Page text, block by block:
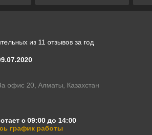
из 11 отзывов за год
офис 20, Алматы, Казахстан
с 09:00 до 14:00
график работы